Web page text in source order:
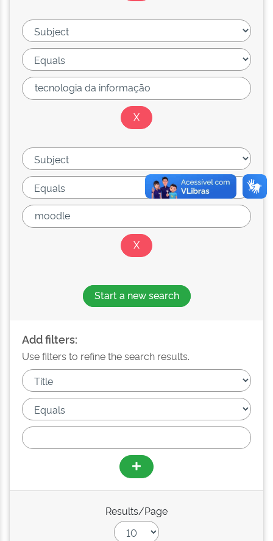
Start a new search
Add filters:
Use filters to refine the search results.
Results/Page